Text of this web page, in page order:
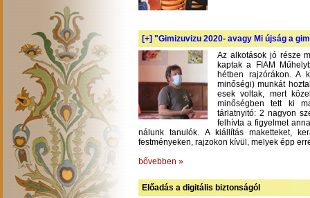
[+] "Gimizuvizu 2020- avagy Mi újság a
Az alkotások jó része
kaptak a FIAM
hétben rajzórákon. A
minőségi) munkát
esek voltak, mert
minőségben tett ki
tárlatnyitó: 2 nagyon
felhívta a figyelmet
nálunk tanulók. A kiállítás maketteket,
festményeken, rajzokon kívül, melyek épp
bővebben »
Előadás a digitális biztonságól